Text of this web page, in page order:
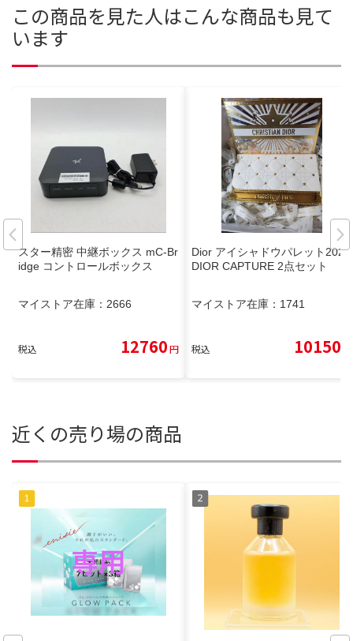
この商品を見た人はこんな商品も見て
います
スター精密 中継ボックス mC-Br
idge コントロールボックス
マイストア在庫： 2666
税込 12760円
Dior アイシャドウパレット2025
DIOR CAPTURE 2点セット
マイストア在庫： 1741
税込 10150
近くの売り場の商品